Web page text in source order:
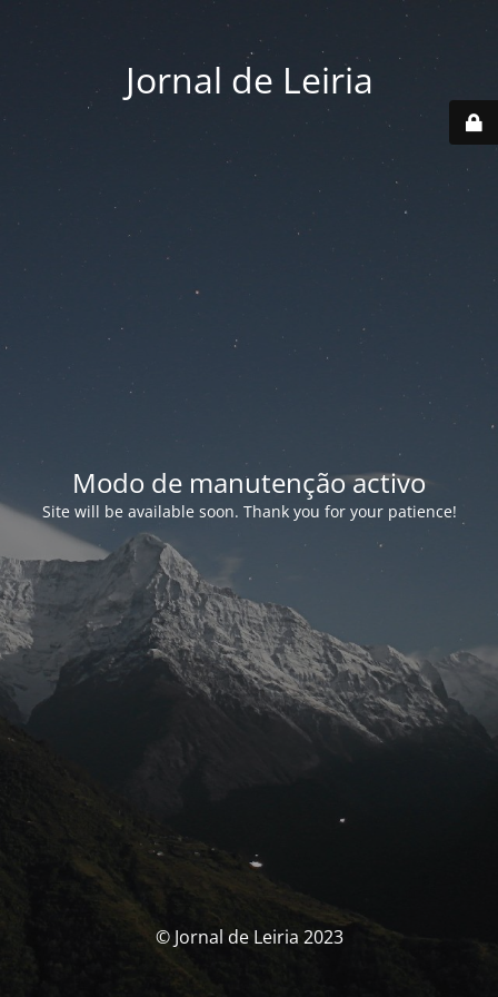
Jornal de Leiria
Modo de manutenção activo
Site will be available soon. Thank you for your patience!
© Jornal de Leiria 2023